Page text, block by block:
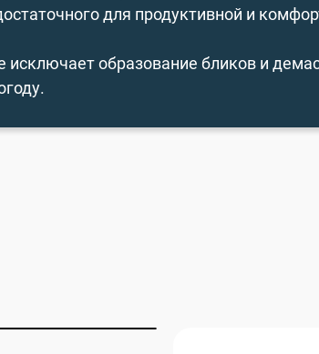
для продуктивной и
исключает образование бликов и